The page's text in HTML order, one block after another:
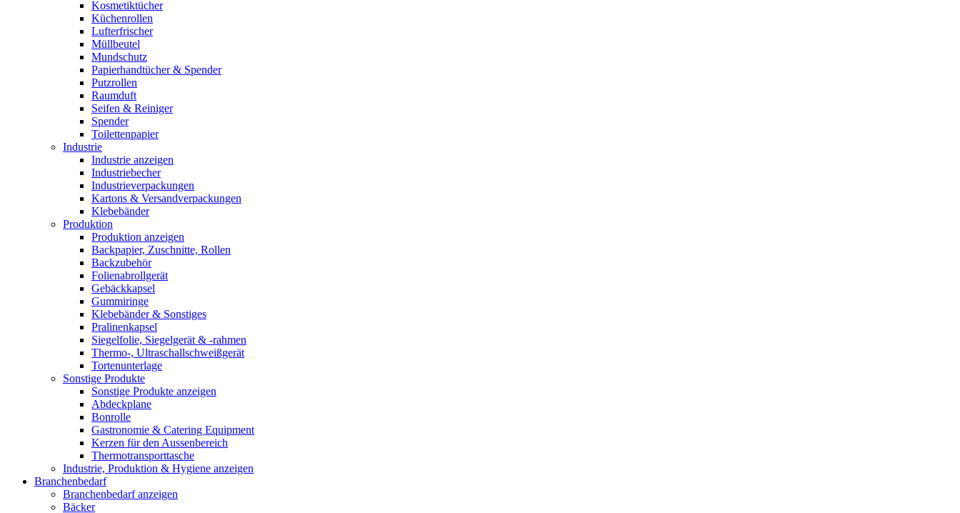
Kosmetiktücher
Küchenrollen
Lufterfrischer
Müllbeutel
Mundschutz
Papierhandtücher & Spender
Putzrollen
Raumduft
Seifen & Reiniger
Spender
Toilettenpapier
Industrie
Industrie anzeigen
Industriebecher
Industrieverpackungen
Kartons & Versandverpackungen
Klebebänder
Produktion
Produktion anzeigen
Backpapier, Zuschnitte, Rollen
Backzubehör
Folienabrollgerät
Gebäckkapsel
Gummiringe
Klebebänder & Sonstiges
Pralinenkapsel
Siegelfolie, Siegelgerät & -rahmen
Thermo-, Ultraschallschweißgerät
Tortenunterlage
Sonstige Produkte
Sonstige Produkte anzeigen
Abdeckplane
Bonrolle
Gastronomie & Catering Equipment
Kerzen für den Aussenbereich
Thermotransporttasche
Industrie, Produktion & Hygiene anzeigen
Branchenbedarf
Branchenbedarf anzeigen
Bäcker